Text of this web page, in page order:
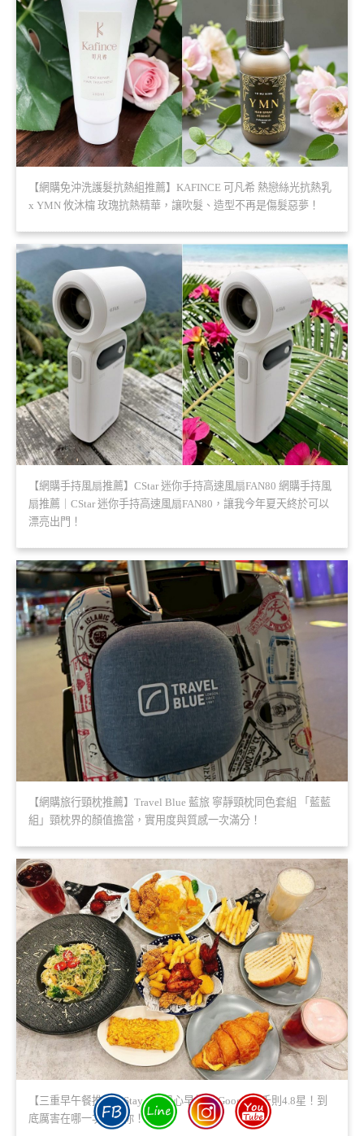
【網購免沖洗護髮抗熱組推薦】KAFINCE 可凡希 熱戀絲光抗熱乳
x YMN 攸沐橣 玫瑰抗熱精華，讓吹髮、造型不再是傷髮惡夢！
【網購手持風扇推薦】CStar 迷你手持高速風扇FAN80 網購手持風
扇推薦｜CStar 迷你手持高速風扇FAN80，讓我今年夏天終於可以
漂亮出門！
【網購旅行頸枕推薦】Travel Blue 藍旅 寧靜頸枕同色套組 「藍藍
組」頸枕界的顏值擔當，實用度與質感一次滿分！
【三重早午餐推薦】Stay true粗心早午餐 Google破千則4.8星！到
底厲害在哪一次告訴你！